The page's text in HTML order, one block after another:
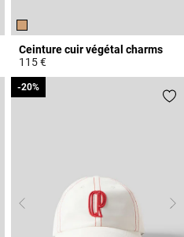
Ceinture cuir végétal charms
115 €
-20%
-20%